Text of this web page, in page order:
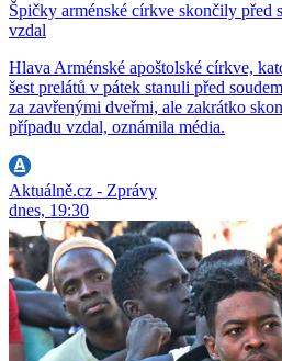
Špičky arménské církve skončily před
vzdal
Hlava Arménské apoštolské církve,
šest prelátů v pátek stanuli před
za zavřenými dveřmi, ale zakrátko
případu vzdal, oznámila média.
Aktuálně.cz - Zprávy
dnes, 19:30